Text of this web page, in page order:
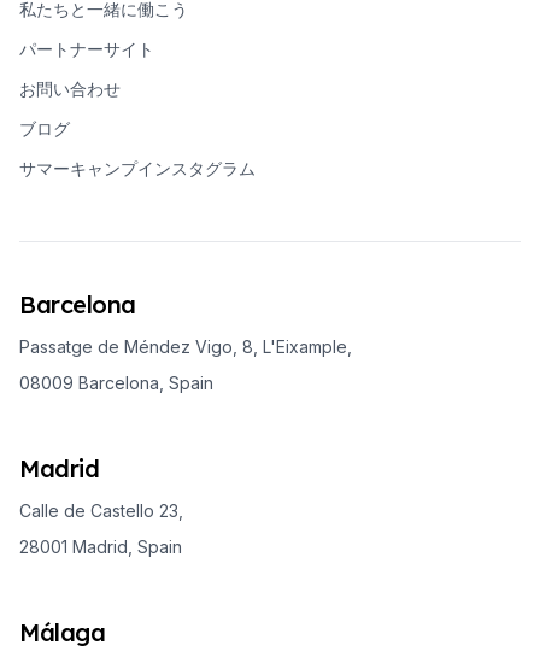
私たちと一緒に働こう
パートナーサイト
お問い合わせ
ブログ
サマーキャンプインスタグラム
Barcelona
Passatge de Méndez Vigo, 8, L'Eixample,
08009 Barcelona, Spain
Madrid
Calle de Castello 23,
28001 Madrid, Spain
Málaga